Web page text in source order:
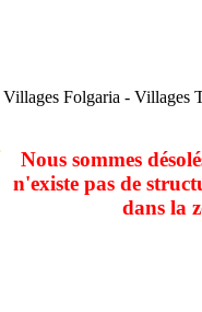
Villages Folgaria - Villages
Nous sommes
n'existe pas de
dans la